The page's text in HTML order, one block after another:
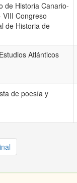
de Historia Canario-
VIII Congreso
de Historia de
Atlánticos
de poesía y